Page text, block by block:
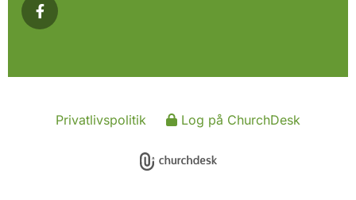
Privatlivspolitik Log på ChurchDesk